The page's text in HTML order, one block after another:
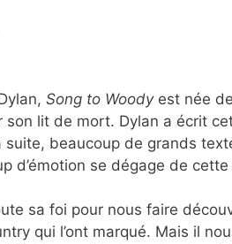
Song to Woodyest née
son lit de mort. Dylan a écrit
suite, beaucoup de grands
d’émotion se dégage de cette
sa foi pour nous faire
qui l’ont marqué. Mais il